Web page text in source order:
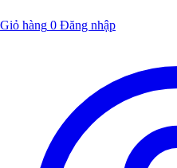
Giỏ hàng 0 Đăng nhập